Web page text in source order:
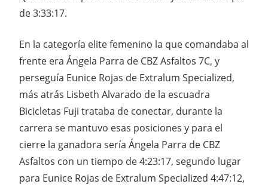
de 3:33:17.
En la categoría elite femenino la que comandaba al
frente era Ángela Parra de CBZ Asfaltos 7C, y
perseguía Eunice Rojas de Extralum Specialized,
más atrás Lisbeth Alvarado de la escuadra
Bicicletas Fuji trataba de conectar, durante la
carrera se mantuvo esas posiciones y para el
cierre la ganadora sería Ángela Parra de CBZ
Asfaltos con un tiempo de 4:23:17, segundo lugar
para Eunice Rojas de Extralum Specialized 4:47:12,